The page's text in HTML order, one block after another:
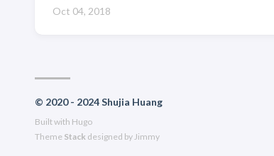
Oct 04, 2018
© 2020 - 2024 Shujia Huang
Built with Hugo
Theme Stackdesigned byJimmy